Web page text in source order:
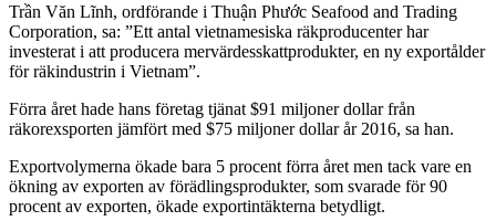
Trần Văn Lĩnh, ordförande i Thuận Phước Seafood and Trading
Corporation, sa: ”Ett antal vietnamesiska räkproducenter har
investerat i att producera mervärdesskattprodukter, en ny exportålder
för räkindustrin i Vietnam”.
Förra året hade hans företag tjänat $91 miljoner dollar från
räkorexsporten jämfört med $75 miljoner dollar år 2016, sa han.
Exportvolymerna ökade bara 5 procent förra året men tack vare en
ökning av exporten av förädlingsprodukter, som svarade för 90
procent av exporten, ökade exportintäkterna betydligt.